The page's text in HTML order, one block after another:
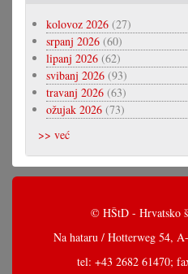
kolovoz 2026 (27)
srpanj 2026 (60)
lipanj 2026 (62)
svibanj 2026 (93)
travanj 2026 (63)
ožujak 2026 (73)
>> već
© HŠtD - Hrvatsko
Na hataru / Hotterweg 54,
tel: +43 2682 61470;